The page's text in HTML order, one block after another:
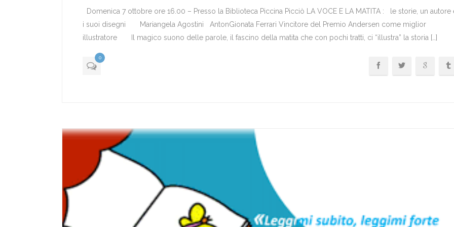
Domenica 7 ottobre ore 16.00 – Presso la Biblioteca Piccina Picciò LA VOCE E LA MATITA : le storie, un autore
i suoi disegni Mariangela Agostini AntonGionata Ferrari Vincitore del Premio Andersen come miglior
illustratore Il magico suono delle parole, il fascino della matita che con pochi tratti, ci “illustra” la storia […]
0